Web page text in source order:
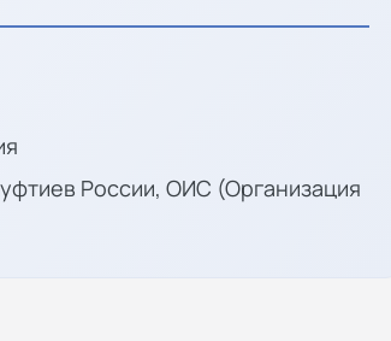
России, ОИС (Организация